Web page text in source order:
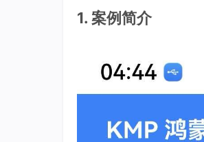
1. 案例简介